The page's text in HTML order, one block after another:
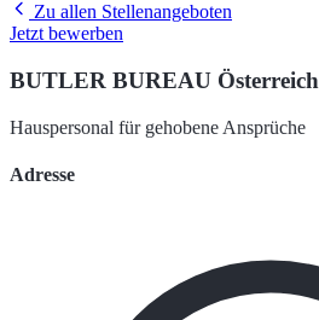
Zu allen Stellenangeboten
Jetzt bewerben
BUTLER BUREAU Österreich
Hauspersonal für gehobene Ansprüche
Adresse